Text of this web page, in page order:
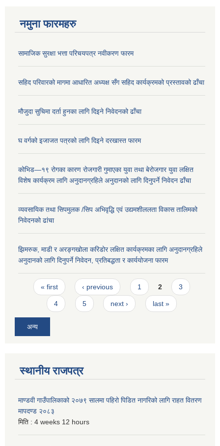
नमुना फारमहरु
सामाजिक सुरक्षा भत्ता परिचयपत्र नवीकरण फारम
सहिद परिवारको मागमा आधारित अध्यक्ष सँग सहिद कार्यक्रमको प्रस्तावको ढाँचा
मौजुदा सुचिमा दर्ता हुनका लागि दिइने निवेदनको ढाँचा
घ वर्गको इजाजत पत्रको लागि दिइने दरखास्त फारम
कोभिड—१९ रोगका कारण रोजगारी गुमाएका युवा तथा बेरोजगार युवा लक्षित
विशेष कार्यक्रम लागि अनुदानग्रहिले अनुदानको लागि दिनुपर्ने निवेदन ढाँचा
व्यवसायिक तथा सिपमुलक /सिप अभिवृद्धि एवं उद्यमशीललता विकास तालिमको
निवेदनको ढांचा
झिमरुक, माडी र अरङ्गखोला करिडोर लक्षित कार्यक्रमका लागि अनुदानग्रहिले
अनुदानको लागि दिनुपर्ने निवेदन, प्रतिबद्धता र कार्ययोजना फारम
Pages
« first ‹ previous 1 2 3
4 5 next › last »
अन्य
स्थानीय राजपत्र
माण्डवी गाउँपालिकाको २०७९ सालमा पहिरो पिडित नागरिको लागि राहत वितरण
मापदण्ड २०८३
मिति : 4 weeks 12 hours